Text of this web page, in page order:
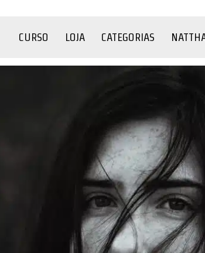
CURSO LOJA CATEGORIAS